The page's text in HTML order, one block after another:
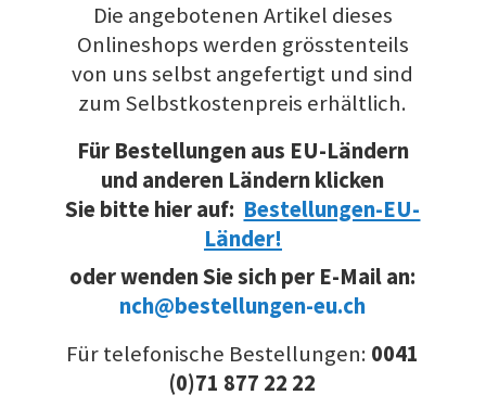
Die angebotenen Artikel dieses
Onlineshops werden grösstenteils
von uns selbst angefertigt und sind
zum Selbstkostenpreis erhältlich.
Für Bestellungen aus EU-Ländern
und anderen Ländern klicken
Sie bitte hier auf: Bestellungen-EU-
Länder!
oder wenden Sie sich per E-Mail an:
nch@bestellungen-eu.ch
Für telefonische Bestellungen: 0041
(0)71 877 22 22